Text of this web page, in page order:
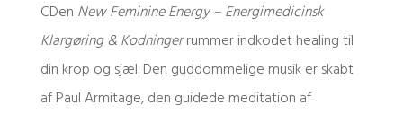
CDen New Feminine Energy – Energimedicinsk
Klargøring & Kodningerrummer indkodet healing til
din krop og sjæl. Den guddommelige musik er skabt
af Paul Armitage, den guidede meditation af